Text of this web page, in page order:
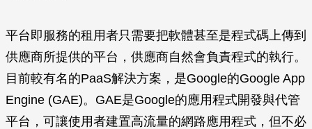
平台即服務的租用者只需要把軟體甚至是程式碼上傳到
供應商所提供的平台，供應商自然會負責程式的執行。
目前較有名的PaaS解決方案，是Google的Google App
Engine (GAE)。GAE是Google的應用程式開發與代管
平台，可讓使用者建置高流量的網路應用程式，但不必